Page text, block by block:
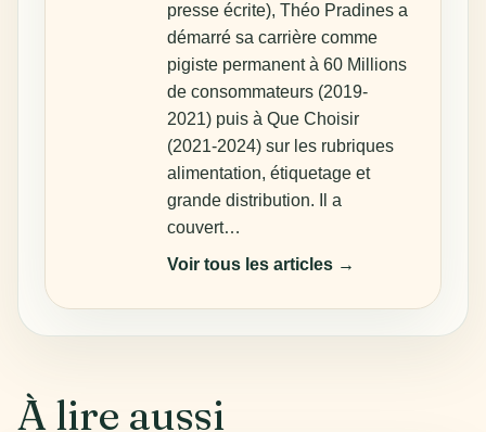
presse écrite), Théo Pradines a
démarré sa carrière comme
pigiste permanent à 60 Millions
de consommateurs (2019-
2021) puis à Que Choisir
(2021-2024) sur les rubriques
alimentation, étiquetage et
grande distribution. Il a
couvert…
Voir tous les articles →
À lire aussi